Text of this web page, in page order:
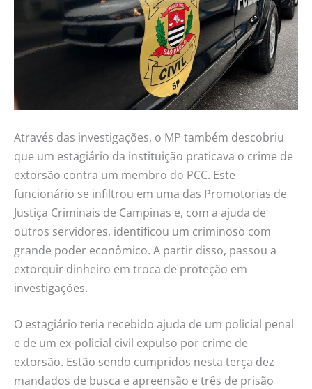
Através das investigações, o MP também descobriu
que um estagiário da instituição praticava o crime de
extorsão contra um membro do PCC. Este
funcionário se infiltrou em uma das Promotorias de
Justiça Criminais de Campinas e, com a ajuda de
outros servidores, identificou um criminoso com
grande poder econômico. A partir disso, passou a
extorquir dinheiro em troca de proteção em
investigações.
O estagiário teria recebido ajuda de um policial penal
e de um ex-policial civil expulso por crime de
extorsão. Estão sendo cumpridos nesta terça dez
mandados de busca e apreensão e três de prisão